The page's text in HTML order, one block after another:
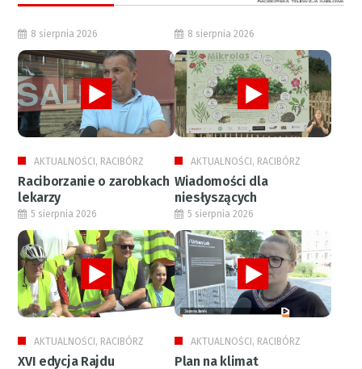
8 sierpnia 2026
AKTUALNOŚCI, RACIBÓRZ
Raciborzanie o zarobkach
lekarzy
8 sierpnia 2026
AKTUALNOŚCI, RACIBÓRZ
Wiadomości dla
niesłyszących
5 sierpnia 2026
AKTUALNOŚCI, RACIBÓRZ
XVI edycja Rajdu
5 sierpnia 2026
AKTUALNOŚCI, RACIBÓRZ
Plan na klimat